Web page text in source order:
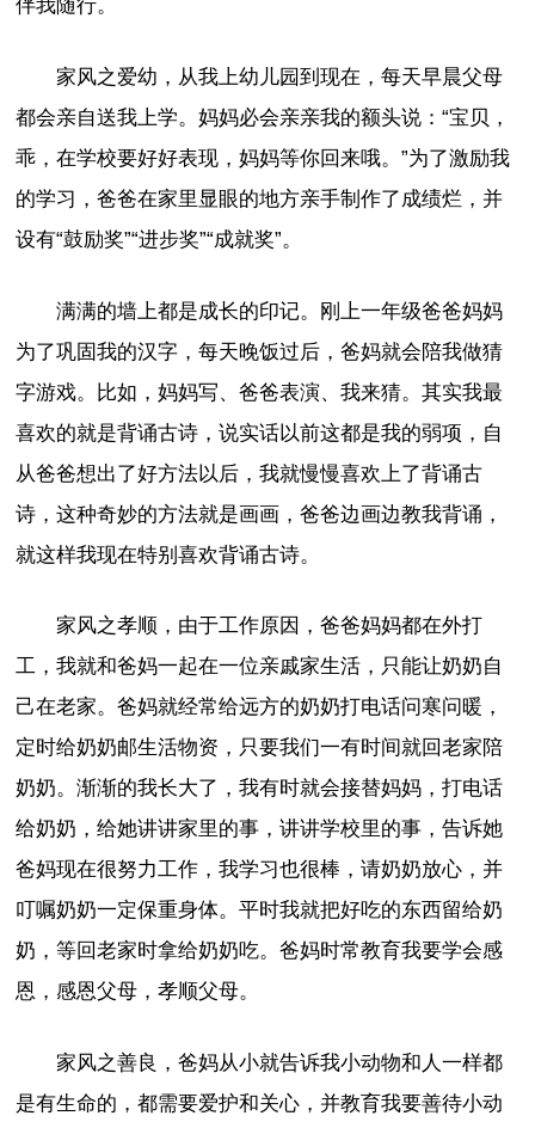
伴我随行。
家风之爱幼，从我上幼儿园到现在，每天早晨父母
都会亲自送我上学。妈妈必会亲亲我的额头说：“宝贝，
乖，在学校要好好表现，妈妈等你回来哦。”为了激励我
的学习，爸爸在家里显眼的地方亲手制作了成绩烂，并
设有“鼓励奖”“进步奖”“成就奖”。
满满的墙上都是成长的印记。刚上一年级爸爸妈妈
为了巩固我的汉字，每天晚饭过后，爸妈就会陪我做猜
字游戏。比如，妈妈写、爸爸表演、我来猜。其实我最
喜欢的就是背诵古诗，说实话以前这都是我的弱项，自
从爸爸想出了好方法以后，我就慢慢喜欢上了背诵古
诗，这种奇妙的方法就是画画，爸爸边画边教我背诵，
就这样我现在特别喜欢背诵古诗。
家风之孝顺，由于工作原因，爸爸妈妈都在外打
工，我就和爸妈一起在一位亲戚家生活，只能让奶奶自
己在老家。爸妈就经常给远方的奶奶打电话问寒问暖，
定时给奶奶邮生活物资，只要我们一有时间就回老家陪
奶奶。渐渐的我长大了，我有时就会接替妈妈，打电话
给奶奶，给她讲讲家里的事，讲讲学校里的事，告诉她
爸妈现在很努力工作，我学习也很棒，请奶奶放心，并
叮嘱奶奶一定保重身体。平时我就把好吃的东西留给奶
奶，等回老家时拿给奶奶吃。爸妈时常教育我要学会感
恩，感恩父母，孝顺父母。
家风之善良，爸妈从小就告诉我小动物和人一样都
是有生命的，都需要爱护和关心，并教育我要善待小动